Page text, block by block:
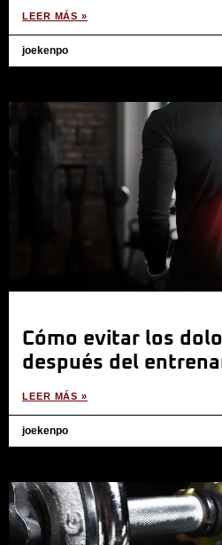
LEER MÁS »
joekenpo
Cómo evitar los
después del
LEER MÁS »
joekenpo